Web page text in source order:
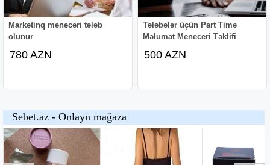
Marketinq meneceri tələb
olunur
780 AZN
Tələbələr üçün Part Time
Məlumat Meneceri Təklifi
500 AZN